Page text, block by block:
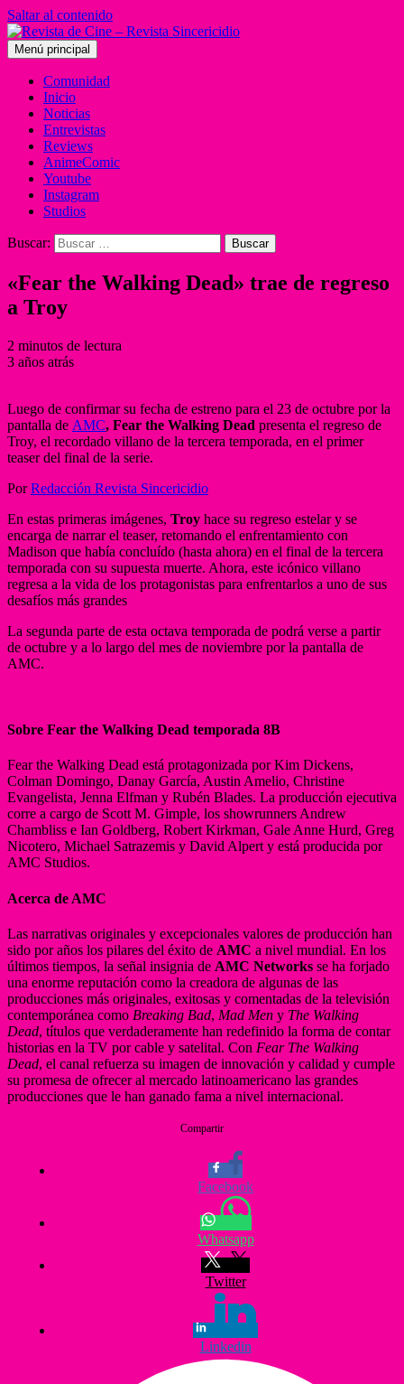
Saltar al contenido
Menú principal
Comunidad
Inicio
Noticias
Entrevistas
Reviews
AnimeComic
Youtube
Instagram
Studios
Buscar:
«Fear the Walking Dead» trae de regreso
a Troy
2 minutos de lectura
3 años atrás
Luego de confirmar su fecha de estreno para el 23 de octubre por la
pantalla de AMC, Fear the Walking Dead presenta el regreso de
Troy, el recordado villano de la tercera temporada, en el primer
teaser del final de la serie.
PorRedacción Revista Sincericidio
En estas primeras imágenes, Troy hace su regreso estelar y se
encarga de narrar el teaser, retomando el enfrentamiento con
Madison que había concluído (hasta ahora) en el final de la tercera
temporada con su supuesta muerte. Ahora, este icónico villano
regresa a la vida de los protagonistas para enfrentarlos a uno de sus
desafíos más grandes
La segunda parte de esta octava temporada de podrá verse a partir
de octubre y a lo largo del mes de noviembre por la pantalla de
AMC.
Sobre Fear the Walking Dead temporada 8B
Fear the Walking Dead está protagonizada por Kim Dickens,
Colman Domingo, Danay García, Austin Amelio, Christine
Evangelista, Jenna Elfman y Rubén Blades. La producción ejecutiva
corre a cargo de Scott M. Gimple, los showrunners Andrew
Chambliss e Ian Goldberg, Robert Kirkman, Gale Anne Hurd, Greg
Nicotero, Michael Satrazemis y David Alpert y está producida por
AMC Studios.
Acerca de AMC
Las narrativas originales y excepcionales valores de producción han
sido por años los pilares del éxito de AMC a nivel mundial. En los
últimos tiempos, la señal insignia de AMC Networks se ha forjado
una enorme reputación como la creadora de algunas de las
producciones más originales, exitosas y comentadas de la televisión
contemporánea como Breaking Bad, Mad Men y The Walking
Dead, títulos que verdaderamente han redefinido la forma de contar
historias en la TV por cable y satelital. Con Fear The Walking
Dead, el canal refuerza su imagen de innovación y calidad y cumple
su promesa de ofrecer al mercado latinoamericano las grandes
producciones que le han ganado fama a nivel internacional.
Compartir
Facebook
Whatsapp
Twitter
Linkedin